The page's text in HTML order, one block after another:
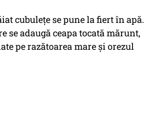
cubuleţe se pune la fiert în apă.
se adaugă ceapa tocată mărunt,
pe razătoarea mare şi orezul